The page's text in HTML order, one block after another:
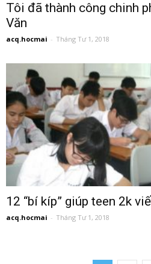
Tôi đã thành công chinh
Văn
acq.hocmai - Tháng Tư 1, 2018
12 “bí kíp” giúp teen 2k
acq.hocmai - Tháng Tư 1, 2018